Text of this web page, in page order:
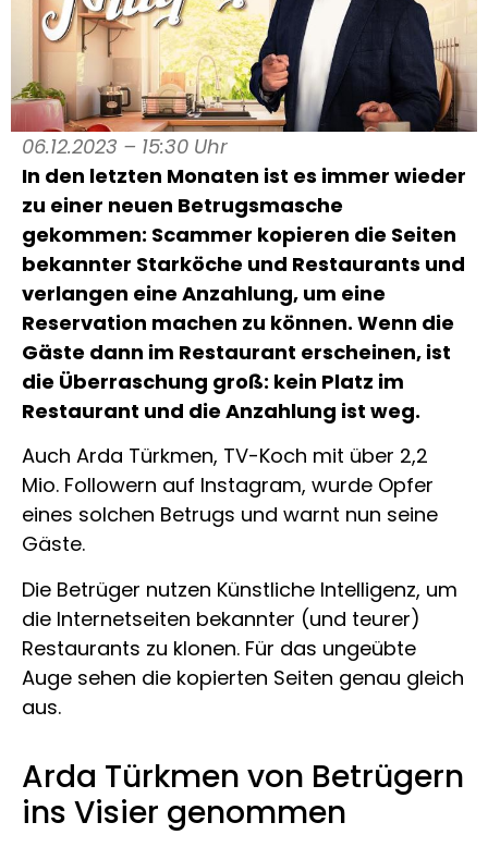
06.12.2023 – 15:30 Uhr
In den letzten Monaten ist es immer wieder
zu einer neuen Betrugsmasche
gekommen: Scammer kopieren die Seiten
bekannter Starköche und Restaurants und
verlangen eine Anzahlung, um eine
Reservation machen zu können. Wenn die
Gäste dann im Restaurant erscheinen, ist
die Überraschung groß: kein Platz im
Restaurant und die Anzahlung ist weg.
Auch Arda Türkmen, TV-Koch mit über 2,2
Mio. Followern auf Instagram, wurde Opfer
eines solchen Betrugs und warnt nun seine
Gäste.
Die Betrüger nutzen Künstliche Intelligenz, um
die Internetseiten bekannter (und teurer)
Restaurants zu klonen. Für das ungeübte
Auge sehen die kopierten Seiten genau gleich
aus.
Arda Türkmen von Betrügern
ins Visier genommen